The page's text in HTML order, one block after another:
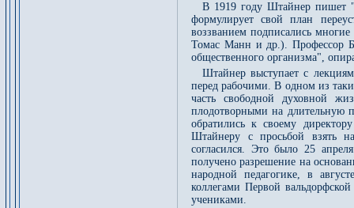
В 1919 году Штайнер пишет
формулирует свой план
воззванием подписались
Томас Манн и др.). Профессор
общественного организма",
Штайнер выступает с
перед рабочими. В одном из
часть свободной духовной
плодотворными на длительную
обратились к своему
Штайнеру с просьбой взять
согласился. Это было 25
получено разрешение на
народной педагогике, в
коллегами Первой
учениками.